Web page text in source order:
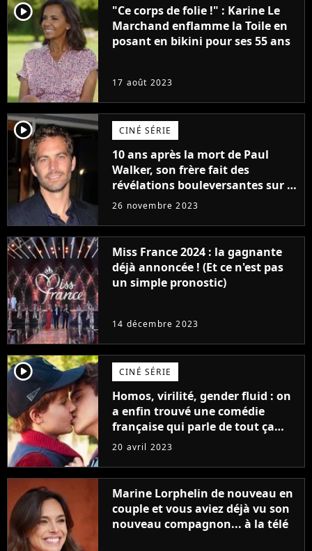
player2
"Ce corps de folie !" : Karine Le
Marchand enflamme la Toile en
posant en bikini pour ses 55 ans
17 août 2023
player2 CINÉ SÉRIE
10 ans après la mort de Paul
Walker, son frère fait des
révélations bouleversantes sur la
réaction des acteurs de Fast and
26 novembre 2023
Miss France 2024 : la gagnante
déjà annoncée ! (Et ce n'est pas
un simple pronostic)
14 décembre 2023
player2 CINÉ SÉRIE
Homos, virilité, gender fluid : on
a enfin trouvé une comédie
française qui parle de tout ça
sans être super ringarde
20 avril 2023
Marine Lorphelin de nouveau en
couple et vous aviez déjà vu son
nouveau compagnon... à la télé